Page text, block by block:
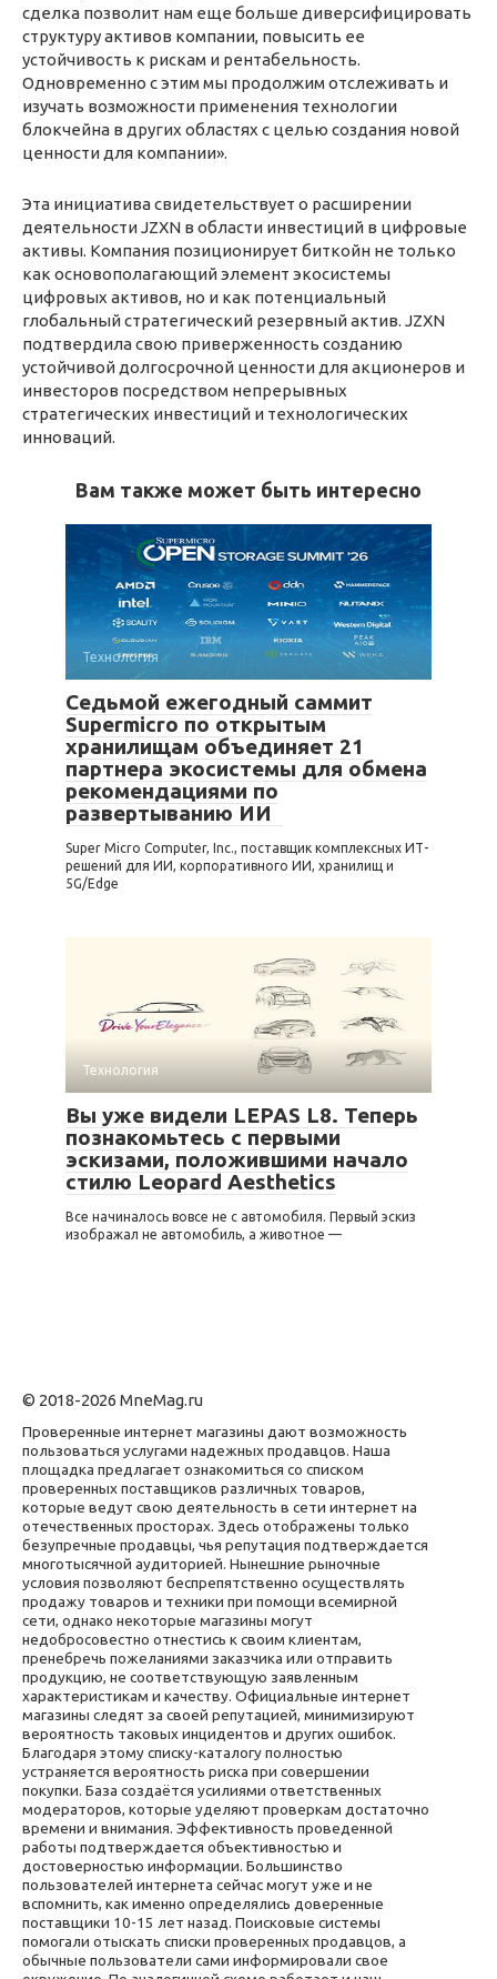
сделка позволит нам еще больше диверсифицировать
структуру активов компании, повысить ее
устойчивость к рискам и рентабельность.
Одновременно с этим мы продолжим отслеживать и
изучать возможности применения технологии
блокчейна в других областях с целью создания новой
ценности для компании».
Эта инициатива свидетельствует о расширении
деятельности JZXN в области инвестиций в цифровые
активы. Компания позиционирует биткойн не только
как основополагающий элемент экосистемы
цифровых активов, но и как потенциальный
глобальный стратегический резервный актив. JZXN
подтвердила свою приверженность созданию
устойчивой долгосрочной ценности для акционеров и
инвесторов посредством непрерывных
стратегических инвестиций и технологических
инноваций.
Вам также может быть интересно
Технология
Седьмой ежегодный саммит
Supermicro по открытым
хранилищам объединяет 21
партнера экосистемы для обмена
рекомендациями по
развертыванию ИИ
Super Micro Computer, Inc., поставщик комплексных ИТ-
решений для ИИ, корпоративного ИИ, хранилищ и
5G/Edge
Технология
Вы уже видели LEPAS L8. Теперь
познакомьтесь с первыми
эскизами, положившими начало
стилю Leopard Aesthetics
Все начиналось вовсе не с автомобиля. Первый эскиз
изображал не автомобиль, а животное —
© 2018-2026 MneMag.ru
Проверенные интернет магазины дают возможность
пользоваться услугами надежных продавцов. Наша
площадка предлагает ознакомиться со списком
проверенных поставщиков различных товаров,
которые ведут свою деятельность в сети интернет на
отечественных просторах. Здесь отображены только
безупречные продавцы, чья репутация подтверждается
многотысячной аудиторией. Нынешние рыночные
условия позволяют беспрепятственно осуществлять
продажу товаров и техники при помощи всемирной
сети, однако некоторые магазины могут
недобросовестно отнестись к своим клиентам,
пренебречь пожеланиями заказчика или отправить
продукцию, не соответствующую заявленным
характеристикам и качеству. Официальные интернет
магазины следят за своей репутацией, минимизируют
вероятность таковых инцидентов и других ошибок.
Благодаря этому списку-каталогу полностью
устраняется вероятность риска при совершении
покупки. База создаётся усилиями ответственных
модераторов, которые уделяют проверкам достаточно
времени и внимания. Эффективность проведенной
работы подтверждается объективностью и
достоверностью информации. Большинство
пользователей интернета сейчас могут уже и не
вспомнить, как именно определялись доверенные
поставщики 10-15 лет назад. Поисковые системы
помогали отыскать списки проверенных продавцов, а
обычные пользователи сами информировали свое